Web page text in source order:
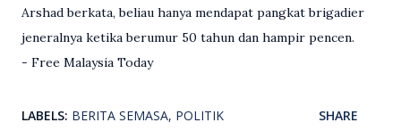
Arshad berkata, beliau hanya mendapat pangkat brigadier
jeneralnya ketika berumur 50 tahun dan hampir pencen.
- Free Malaysia Today
LABELS: BERITA SEMASA POLITIK SHARE